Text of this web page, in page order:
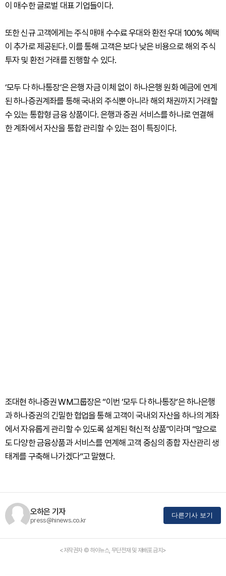
이 매수한 글로벌 대표 기업들이다.
또한 신규 고객에게는 주식 매매 수수료 우대와 환전 우대 100% 혜택
이 추가로 제공된다. 이를 통해 고객은 보다 낮은 비용으로 해외 주식
투자 및 환전 거래를 진행할 수 있다.
‘모두 다 하나통장’은 은행 자금 이체 없이 하나은행 원화 예금에 연계
된 하나증권계좌를 통해 국내외 주식뿐 아니라 해외 채권까지 거래할
수 있는 통합형 금융 상품이다. 은행과 증권 서비스를 하나로 연결해
한 계좌에서 자산을 통합 관리할 수 있는 점이 특징이다.
조대현 하나증권 WM그룹장은 “이번 ‘모두 다 하나통장’은 하나은행
과 하나증권의 긴밀한 협업을 통해 고객이 국내외 자산을 하나의 계좌
에서 자유롭게 관리할 수 있도록 설계된 혁신적 상품”이라며 “앞으로
도 다양한 금융상품과 서비스를 연계해 고객 중심의 종합 자산관리 생
태계를 구축해 나가겠다”고 말했다.
오하은 기자
press@hinews.co.kr
다른기사 보기
<저작권자 © 하이뉴스, 무단전재 및 재배포 금지>